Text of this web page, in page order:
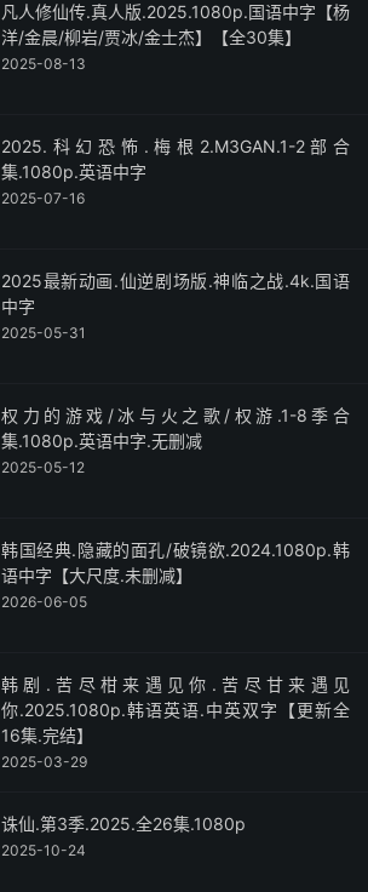
凡人修仙传.真人版.2025.1080p.国语中字【杨
洋/金晨/柳岩/贾冰/金士杰】【全30集】
2025-08-13
2025.科幻恐怖.梅根2.M3GAN.1-2部合
集.1080p.英语中字
2025-07-16
2025最新动画.仙逆剧场版.神临之战.4k.国语
中字
2025-05-31
权力的游戏/冰与火之歌/权游.1-8季合
集.1080p.英语中字.无删减
2025-05-12
韩国经典.隐藏的面孔/破镜欲.2024.1080p.韩
语中字【大尺度.未删减】
2026-06-05
韩剧.苦尽柑来遇见你.苦尽甘来遇见
你.2025.1080p.韩语英语.中英双字【更新全
16集.完结】
2025-03-29
诛仙.第3季.2025.全26集.1080p
2025-10-24